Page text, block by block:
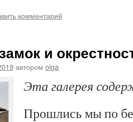
комментарий
и
автором olga
Эта галерея
Прошлись мы по